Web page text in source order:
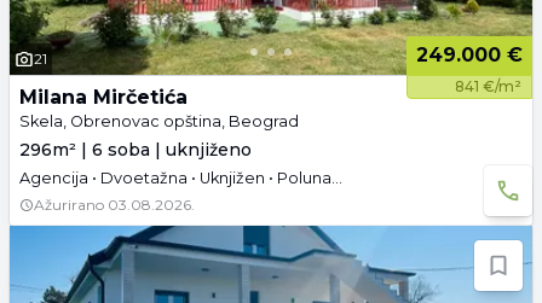
21 249.000 €
841 €/m²
Milana Mirčetića
Skela, Obrenovac opština, Beograd
296m² | 6 soba | uknjiženo
Agencija • Dvoetažna • Uknjižen • Polunamešteno • Tavan • Garaža i parking
Ažurirano 03.08.2026.